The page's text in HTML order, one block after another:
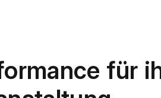
für